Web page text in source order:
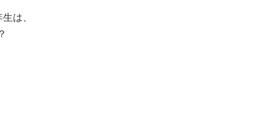
は、